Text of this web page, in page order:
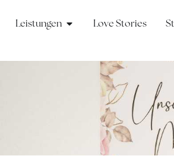
Leistungen Love Stories